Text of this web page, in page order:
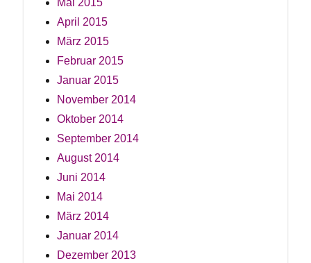
Mai 2015
April 2015
März 2015
Februar 2015
Januar 2015
November 2014
Oktober 2014
September 2014
August 2014
Juni 2014
Mai 2014
März 2014
Januar 2014
Dezember 2013